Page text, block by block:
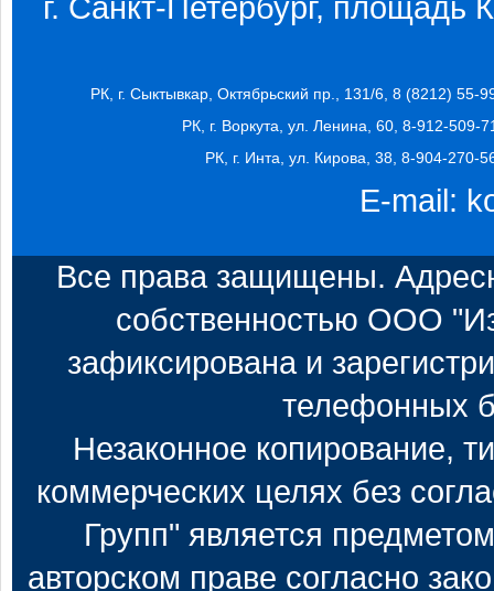
г. Санкт-Петербург, площадь
РК, г. Сыктывкар, Октябрьский пр., 131/6, 8 (8212) 55-
РК, г. Воркута, ул. Ленина, 60, 8-912-509-
РК, г. Инта, ул. Кирова, 38, 8-904-270-
E-mail:
Все права защищены.
собственностью ООО
зафиксирована и
телефонных
Незаконное копирование,
коммерческих целях без
Групп" является
авторском праве согласно